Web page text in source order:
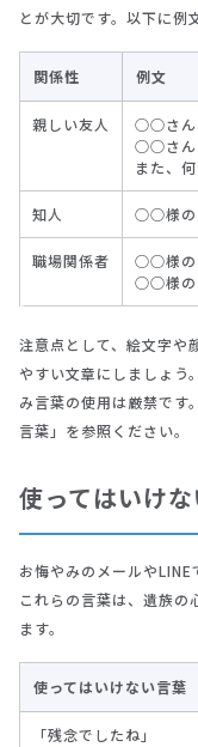
とが大切です。以下に例
関係性 例文
親しい友人
○○さん
○○さん
また、
知人 ○○様の
職場関係者
○○様の
○○様の
注意点として、絵文字や
やすい文章にしましょう
み言葉の使用は厳禁です
言葉」を参照ください。
使ってはいけ
お悔やみのメールやLINE
これらの言葉は、遺族の
ます。
使ってはいけない言葉
「残念でしたね」